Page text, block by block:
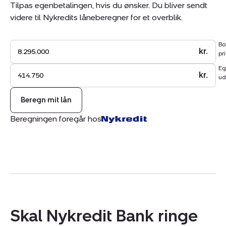
Tilpas egenbetalingen, hvis du ønsker. Du bliver sendt
videre til Nykredits låneberegner for et overblik.
kr.
kr.
Beregn mit lån
Beregningen foregår hos
Skal Nykredit Bank ringe